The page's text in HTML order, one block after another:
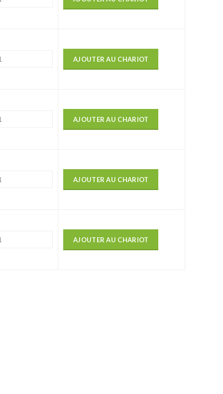
AJOUTER AU CHARIOT
AJOUTER AU CHARIOT
AJOUTER AU CHARIOT
AJOUTER AU CHARIOT